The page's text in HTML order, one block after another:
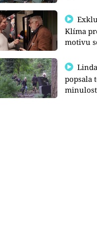
prima+
Exkluzivně: Josef
Klíma
motivu
Linda Rybová
popsala